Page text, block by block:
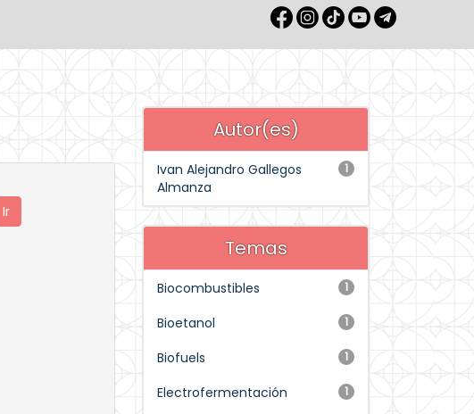
Autor(es)
1
Ivan Alejandro Gallegos
Almanza
Temas
1
Biocombustibles
1
Bioetanol
1
Biofuels
1
Electrofermentación